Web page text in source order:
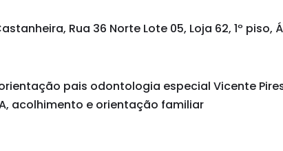
Rua 36 Norte Lote 05, Loja 62, 1º piso,
pais odontologia especial Vicente
acolhimento e orientação familiar